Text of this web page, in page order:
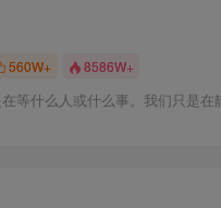
560W+ 8586W+
等什么人或什么事。我们只是在